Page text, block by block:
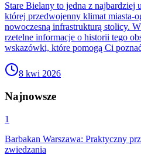
Stare Bielany to jedna z najbardziej
której przedwojenny klimat miasta-
nowoczesną infrastrukturą stolicy.
rzetelne informacje o historii tego
wskazówki, które pomogą Ci
8 kwi 2026
Najnowsze
1
Barbakan Warszawa: Praktyczny
zwiedzania